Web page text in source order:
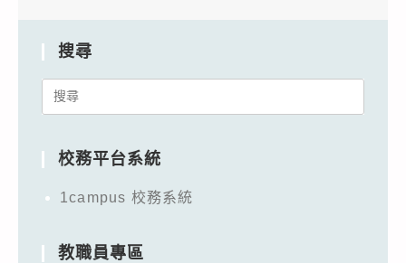
搜尋
Search
校務平台系統
1campus 校務系統
教職員專區